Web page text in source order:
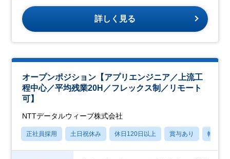
詳しく見る
オープンポジション【アプリエンジニア／上流工
程中心／平均残業20H／フレックス制／リモート
可】
NTTデータルウィーブ株式会社
正社員採用 土日祝休み 休日120日以上 賞与あり 転勤な